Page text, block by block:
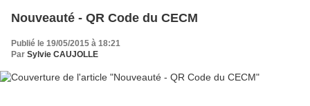
Nouveauté - QR Code du CECM
Publié le 19/05/2015 à 18:21
Par Sylvie CAUJOLLE